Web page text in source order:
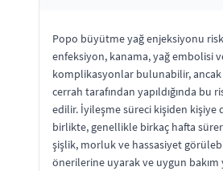
Popo büyütme yağ enjeksiyonu
enfeksiyon, kanama, yağ embolisi
komplikasyonlar bulunabilir,
cerrah tarafından yapıldığında bu
edilir. İyileşme süreci kişiden kişiye
birlikte, genellikle birkaç hafta
şişlik, morluk ve hassasiyet
önerilerine uyarak ve uygun